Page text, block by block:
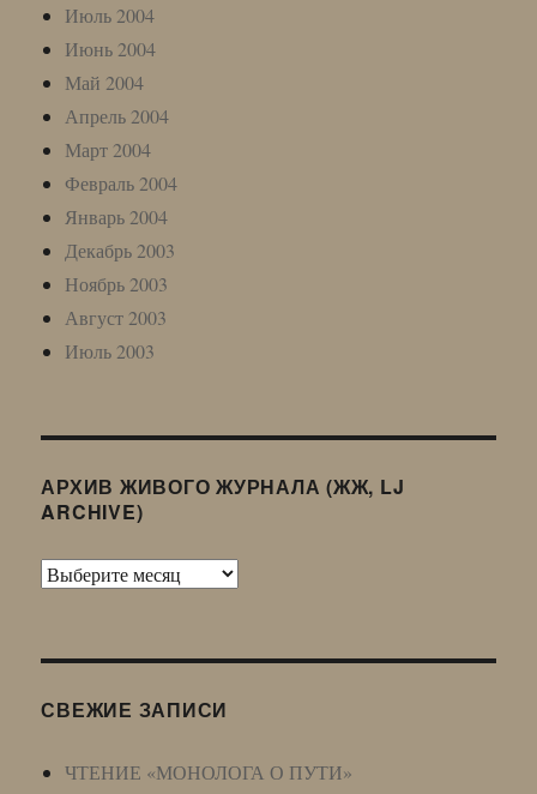
Июль 2004
Июнь 2004
Май 2004
Апрель 2004
Март 2004
Февраль 2004
Январь 2004
Декабрь 2003
Ноябрь 2003
Август 2003
Июль 2003
АРХИВ ЖИВОГО ЖУРНАЛА (ЖЖ, LJ
ARCHIVE)
Архив
LJ
СВЕЖИЕ ЗАПИСИ
ЧТЕНИЕ «МОНОЛОГА О ПУТИ»